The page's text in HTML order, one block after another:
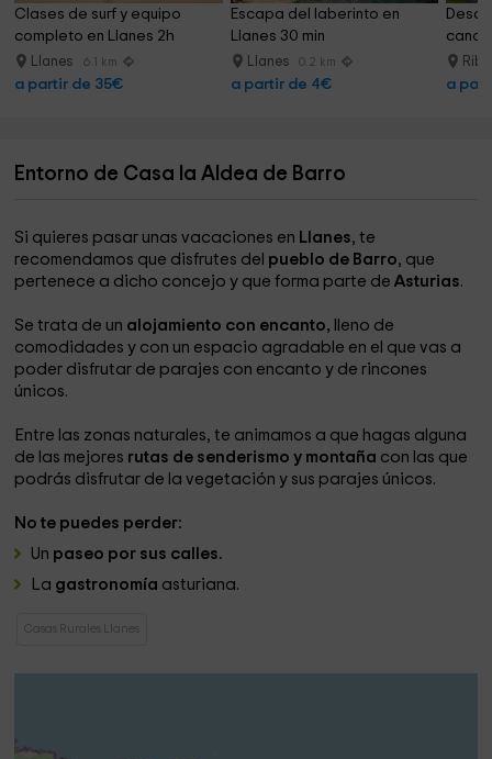
Clases de surf y equipo
completo en Llanes 2h
Llanes 6.1 km
a partir de 35€
Escapa del laberinto en
Llanes 30 min
Llanes 0.2 km
a partir de 4€
canoa
a
Entorno de Casa la Aldea de Barro
Si quieres pasar unas vacaciones en Llanes, te
recomendamos que disfrutes del pueblo de Barro, que
pertenece a dicho concejo y que forma parte deAsturias.
Se trata de un alojamiento con encanto, lleno de
comodidades y con un espacio agradable en el que vas a
poder disfrutar de parajes con encanto y de rincones
únicos.
Entre las zonas naturales, te animamos a que hagas alguna
de las mejores rutas de senderismo y montaña con las que
podrás disfrutar de la vegetación y sus parajes únicos.
No te puedes perder:
Un paseo por sus calles.
La gastronomía asturiana.
Casas Rurales Llanes